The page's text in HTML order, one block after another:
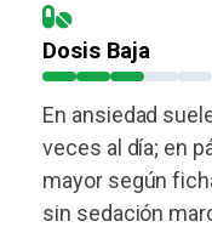
Dosis Baja
En ansiedad
veces al día; en
mayor según
sin sedación